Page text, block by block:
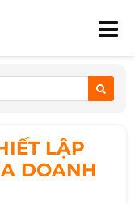
LẬP
DOANH